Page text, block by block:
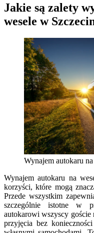
Jakie są zalety
wesele w
Wynajem autokaru
Wynajem autokaru na
korzyści, które mogą
Przede wszystkim
szczególnie istotne w
autokarowi wszyscy goście
przyjęcia bez